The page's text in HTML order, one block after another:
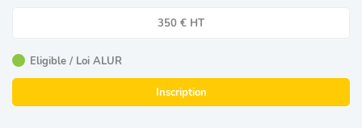
350 € HT
Eligible / Loi ALUR
Inscription